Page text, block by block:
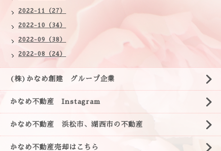
2022-11（27）
2022-10（34）
2022-09（38）
2022-08（24）
(株)かなめ創建 グループ企業
かなめ不動産 Instagram
かなめ不動産 浜松市、湖西市の不動産
かなめ不動産売却はこちら